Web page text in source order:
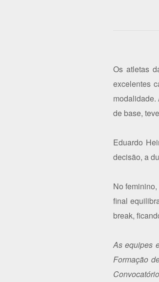
Os atletas
excelentes
de base,
Eduardo
decisão, a
No
final
break,
As equipes
Formação